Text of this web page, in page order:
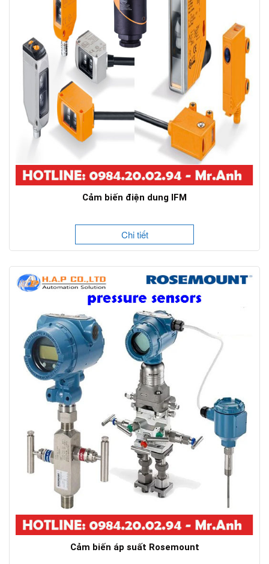
Cảm biến điện dung IFM
Chi tiết
Cảm biến áp suất Rosemount